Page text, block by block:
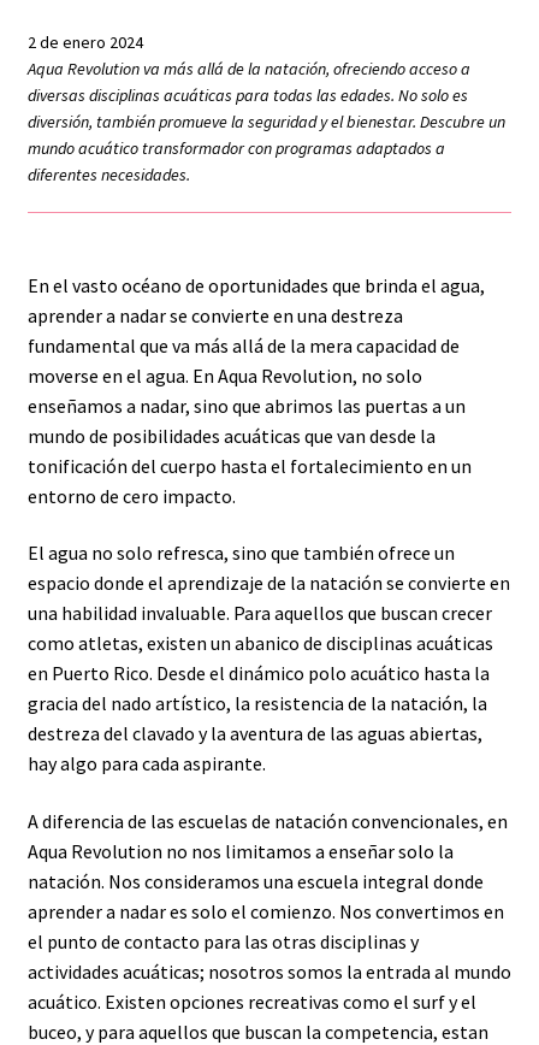
2 de enero 2024
Aqua Revolution va más allá de la natación, ofreciendo acceso a
diversas disciplinas acuáticas para todas las edades. No solo es
diversión, también promueve la seguridad y el bienestar. Descubre un
mundo acuático transformador con programas adaptados a
diferentes necesidades.
En el vasto océano de oportunidades que brinda el agua,
aprender a nadar se convierte en una destreza
fundamental que va más allá de la mera capacidad de
moverse en el agua. En Aqua Revolution, no solo
enseñamos a nadar, sino que abrimos las puertas a un
mundo de posibilidades acuáticas que van desde la
tonificación del cuerpo hasta el fortalecimiento en un
entorno de cero impacto.
El agua no solo refresca, sino que también ofrece un
espacio donde el aprendizaje de la natación se convierte en
una habilidad invaluable. Para aquellos que buscan crecer
como atletas, existen un abanico de disciplinas acuáticas
en Puerto Rico. Desde el dinámico polo acuático hasta la
gracia del nado artístico, la resistencia de la natación, la
destreza del clavado y la aventura de las aguas abiertas,
hay algo para cada aspirante.
A diferencia de las escuelas de natación convencionales, en
Aqua Revolution no nos limitamos a enseñar solo la
natación. Nos consideramos una escuela integral donde
aprender a nadar es solo el comienzo. Nos convertimos en
el punto de contacto para las otras disciplinas y
actividades acuáticas; nosotros somos la entrada al mundo
acuático. Existen opciones recreativas como el surf y el
buceo, y para aquellos que buscan la competencia, estan